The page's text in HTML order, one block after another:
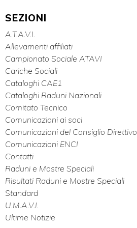
SEZIONI
A.T.A.V.I.
Allevamenti affiliati
Campionato Sociale ATAVI
Cariche Sociali
Cataloghi CAE1
Cataloghi Raduni Nazionali
Comitato Tecnico
Comunicazioni ai soci
Comunicazioni del Consiglio Direttivo
Comunicazioni ENCI
Contatti
Raduni e Mostre Speciali
Risultati Raduni e Mostre Speciali
Standard
U.M.A.V.I.
Ultime Notizie